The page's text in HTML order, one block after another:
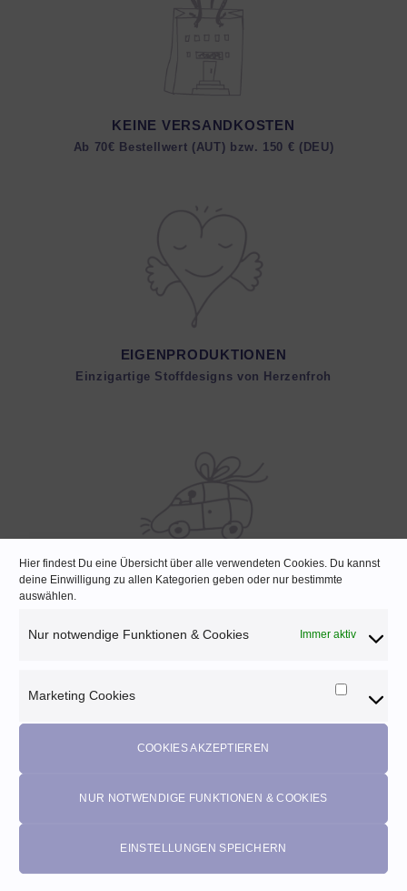
Hier findest Du eine Übersicht über alle verwendeten Cookies. Du kannst
deine Einwilligung zu allen Kategorien geben oder nur bestimmte
auswählen.
Nur notwendige Funktionen & Cookies Immer aktiv
Marketing Cookies
Cookies
COOKIES AKZEPTIEREN
NUR NOTWENDIGE FUNKTIONEN & COOKIES
EINSTELLUNGEN SPEICHERN
KEINE VERSANDKOSTEN
Ab 70€ Bestellwert (AUT) bzw. 150 € (DEU)
EIGENPRODUKTIONEN
Einzigartige Stoffdesigns von Herzenfroh
SCHNELLE LIEFERUNG